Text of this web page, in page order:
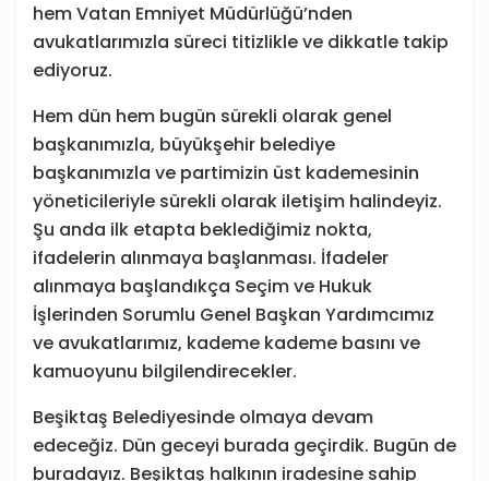
hem Vatan Emniyet Müdürlüğü’nden
avukatlarımızla süreci titizlikle ve dikkatle takip
ediyoruz.
Hem dün hem bugün sürekli olarak genel
başkanımızla, büyükşehir belediye
başkanımızla ve partimizin üst kademesinin
yöneticileriyle sürekli olarak iletişim halindeyiz.
Şu anda ilk etapta beklediğimiz nokta,
ifadelerin alınmaya başlanması. İfadeler
alınmaya başlandıkça Seçim ve Hukuk
İşlerinden Sorumlu Genel Başkan Yardımcımız
ve avukatlarımız, kademe kademe basını ve
kamuoyunu bilgilendirecekler.
Beşiktaş Belediyesinde olmaya devam
edeceğiz. Dün geceyi burada geçirdik. Bugün de
buradayız. Beşiktaş halkının iradesine sahip